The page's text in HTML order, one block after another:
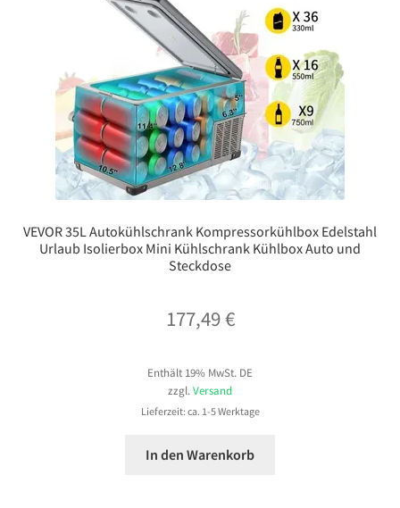
VEVOR 35L Autokühlschrank Kompressorkühlbox Edelstahl
Urlaub Isolierbox Mini Kühlschrank Kühlbox Auto und
Steckdose
177,49€
Enthält 19% MwSt. DE
zzgl. Versand
Lieferzeit: ca. 1-5 Werktage
In den Warenkorb